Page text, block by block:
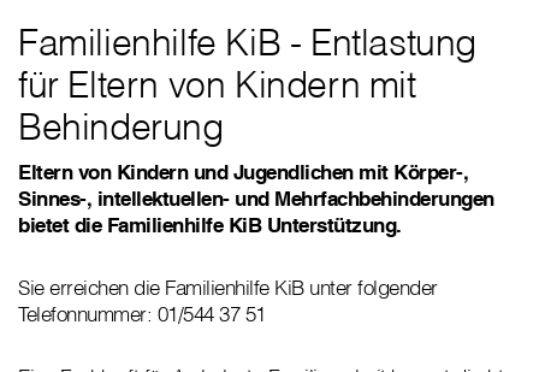
Familienhilfe KiB - Entlastung
für Eltern von Kindern mit
Behinderung
Eltern von Kindern und Jugendlichen mit Körper-,
Sinnes-, intellektuellen- und Mehrfachbehinderungen
bietet die Familienhilfe KiB Unterstützung.
Sie erreichen die Familienhilfe KiB unter folgender
Telefonnummer: 01/544 37 51